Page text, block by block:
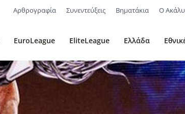
Αρθρογραφία Συνεντεύξεις Βηματάκια Ο
EuroLeague EliteLeague Ελλάδα